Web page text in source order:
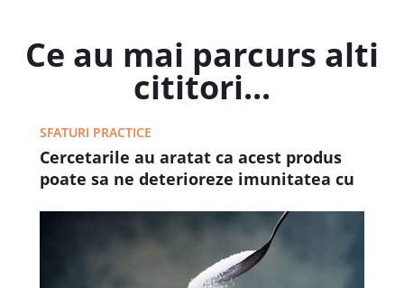
Ce au mai parcurs alti
cititori...
SFATURI PRACTICE
Cercetarile au aratat ca acest produs
poate sa ne deterioreze imunitatea cu